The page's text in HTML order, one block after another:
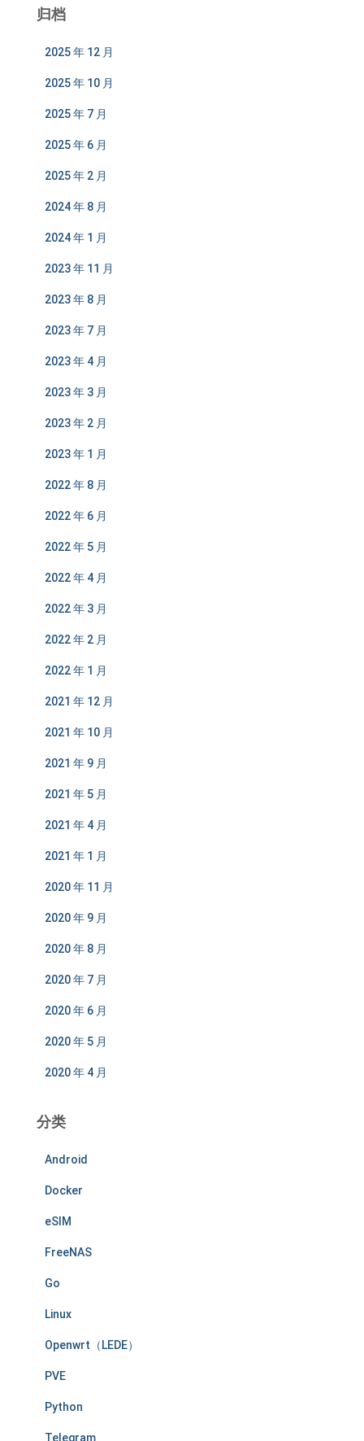
归档
2025 年 12 月
2025 年 10 月
2025 年 7 月
2025 年 6 月
2025 年 2 月
2024 年 8 月
2024 年 1 月
2023 年 11 月
2023 年 8 月
2023 年 7 月
2023 年 4 月
2023 年 3 月
2023 年 2 月
2023 年 1 月
2022 年 8 月
2022 年 6 月
2022 年 5 月
2022 年 4 月
2022 年 3 月
2022 年 2 月
2022 年 1 月
2021 年 12 月
2021 年 10 月
2021 年 9 月
2021 年 5 月
2021 年 4 月
2021 年 1 月
2020 年 11 月
2020 年 9 月
2020 年 8 月
2020 年 7 月
2020 年 6 月
2020 年 5 月
2020 年 4 月
分类
Android
Docker
eSIM
FreeNAS
Go
Linux
Openwrt（LEDE）
PVE
Python
Telegram